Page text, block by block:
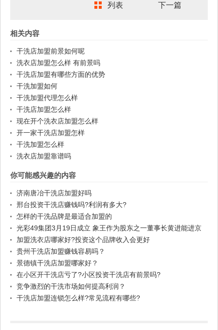
列表 下一篇
相关内容
干洗店加盟前景如何呢
洗衣店加盟怎么样 有前景吗
干洗店加盟有哪些方面的优势
干洗加盟如何
干洗加盟代理怎么样
干洗店加盟怎么样
现在开个洗衣店加盟怎么样
开一家干洗店加盟怎样
干洗加盟怎么样
洗衣店加盟靠谱吗
你可能感兴趣的内容
济南唐冶干洗店加盟好吗
邢台投资干洗店赚钱吗?利润有多大?
怎样的干洗品牌是最适合加盟的
光彩49集团3月19日成立 象王作为股东之一董事长黄进能进京
参加成立大会
加盟洗衣店哪家好?投资这个品牌收入会更好
贵州干洗店加盟赚钱容易吗？
景德镇干洗店加盟哪家好？
在小区开干洗店亏了?小区投资干洗店有前景吗?
竞争激烈的干洗市场如何提高利润？
干洗店加盟连锁怎么样?常见流程有哪些?